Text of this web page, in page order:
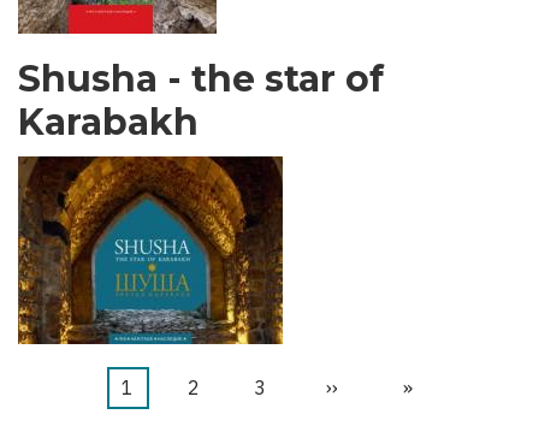
Shusha - the star of
Karabakh
Pagination
Current
1 Page
2 Page
3
Next
››
Last
»